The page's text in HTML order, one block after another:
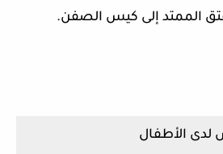
الممتد إلى كيس الصفن.
لدى الأطفال